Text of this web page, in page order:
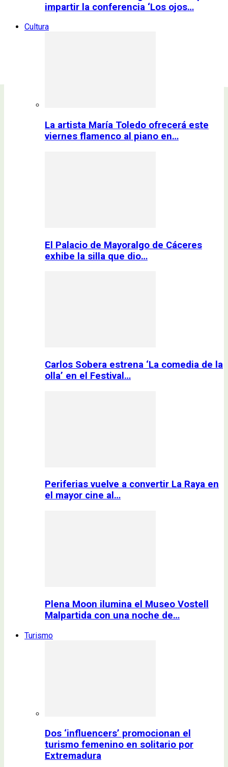
impartir la conferencia ‘Los ojos…
Cultura
La artista María Toledo ofrecerá este
viernes flamenco al piano en…
El Palacio de Mayoralgo de Cáceres
exhibe la silla que dio…
Carlos Sobera estrena ‘La comedia de la
olla’ en el Festival…
Periferias vuelve a convertir La Raya en
el mayor cine al…
Plena Moon ilumina el Museo Vostell
Malpartida con una noche de…
Turismo
Dos ‘influencers’ promocionan el
turismo femenino en solitario por
Extremadura